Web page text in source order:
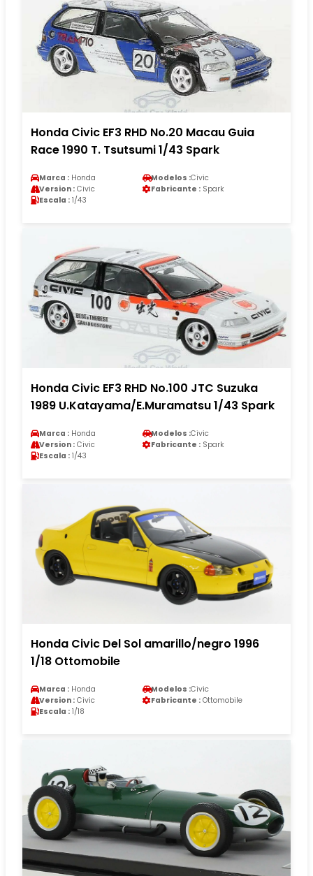
Honda Civic EF3 RHD No.20 Macau Guia
Race 1990 T. Tsutsumi 1/43 Spark
Marca : Honda Modelos :Civic
Version : Civic Fabricante : Spark
Escala : 1/43
Honda Civic EF3 RHD No.100 JTC Suzuka
1989 U.Katayama/E.Muramatsu 1/43 Spark
Marca : Honda Modelos :Civic
Version : Civic Fabricante : Spark
Escala : 1/43
Honda Civic Del Sol amarillo/negro 1996
1/18 Ottomobile
Marca : Honda Modelos :Civic
Version : Civic Fabricante : Ottomobile
Escala : 1/18